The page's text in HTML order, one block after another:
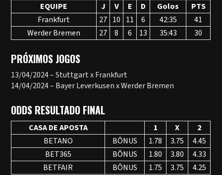
EQUIPE J V E D Golos
PTS
Frankfurt
27 10 11 6 42:35
41
Werder Bremen
27 8 6 13 35:43 30
PRÓXIMOS JOGOS
13/04/2024 – Stuttgart x Frankfurt
14/04/2024 – Bayer Leverkusen x Werder Bremen
ODDS RESULTADO FINAL
CASA DE APOSTA 1 X
2
BETANO
BÔNUS 1.78 3.75
4.45
BET365
BÔNUS 1.80 3.80
4.33
BETFAIR
BÔNUS 1.75 3.75 4.25